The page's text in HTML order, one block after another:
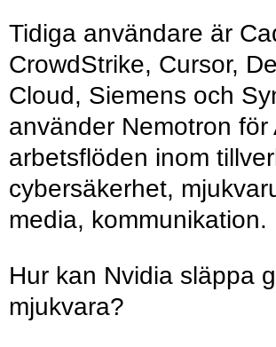
Tidiga användare är
CrowdStrike, Cursor,
Cloud, Siemens och
använder Nemotron för
arbetsflöden inom
cybersäkerhet,
media, kommunikation.
Hur kan Nvidia släppa
mjukvara?